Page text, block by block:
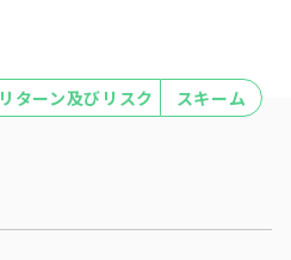
リターン及びリスク スキーム